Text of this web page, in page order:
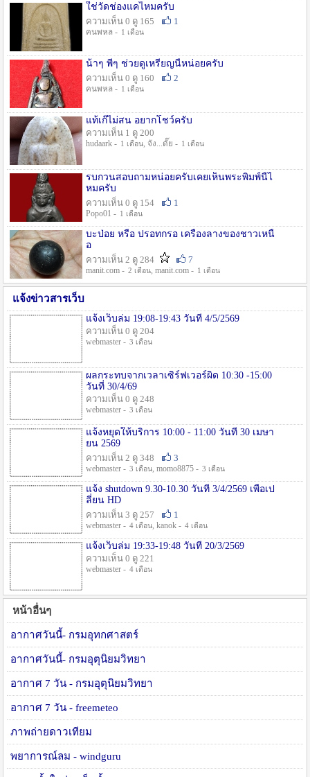
ใช่วัดช่องแคไหมครับ
ความเห็น 0 ดู 165
1
คนพหล - 1 เดือน
น้าๆ พี่ๆ ช่วยดูเหรียญนี้หน่อยครับ
ความเห็น 0 ดู 160
2
คนพหล - 1 เดือน
แท้เก๊ไม่สน อยากโชว์ครับ
ความเห็น 1 ดู 200
hudaark - 1 เดือน, จัง...ดั๊ย - 1 เดือน
รบกวนสอบถามหน่อยครับเคยเห็นพระพิมพ์นี้ไ
หมครับ
ความเห็น 0 ดู 154
1
Popo01 - 1 เดือน
บะป่อย หรือ ปรอทกรอ เครื่องลางของชาวเหนื
อ
ความเห็น 2 ดู 284
7
manit.com - 2 เดือน, manit.com - 1 เดือน
แจ้งข่าวสารเว็บ
แจ้งเว็บล่ม 19:08-19:43 วันที่ 4/5/2569
ความเห็น 0 ดู 204
webmaster - 3 เดือน
ผลกระทบจากเวลาเซิร์ฟเวอร์ผิด 10:30 -15:00
วันที่ 30/4/69
ความเห็น 0 ดู 248
webmaster - 3 เดือน
แจ้งหยุดให้บริการ 10:00 - 11:00 วันที่ 30 เมษา
ยน 2569
ความเห็น 2 ดู 348
3
webmaster - 3 เดือน, momo8875 - 3 เดือน
แจ้ง shutdown 9.30-10.30 วันที่ 3/4/2569 เพื่อเป
ลี่ยน HD
ความเห็น 3 ดู 257
1
webmaster - 4 เดือน, kanok - 4 เดือน
แจ้งเว็บล่ม 19:33-19:48 วันที่ 20/3/2569
ความเห็น 0 ดู 221
webmaster - 4 เดือน
หน้าอื่นๆ
อากาศวันนี้- กรมอุทกศาสตร์
อากาศวันนี้- กรมอุตุนิยมวิทยา
อากาศ 7 วัน - กรมอุตุนิยมวิทยา
อากาศ 7 วัน - freemeteo
ภาพถ่ายดาวเทียม
พยาการณ์ลม - windguru